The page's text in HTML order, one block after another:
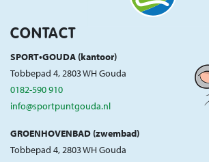
CONTACT
SPORT•GOUDA (kantoor)
Tobbepad 4, 2803 WH Gouda
0182-590 910
info@sportpuntgouda.nl
GROENHOVENBAD (zwembad)
Tobbepad 4, 2803 WH Gouda